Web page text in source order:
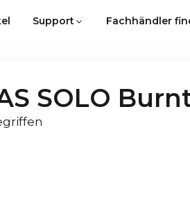
Support Fachhändler
SOLO